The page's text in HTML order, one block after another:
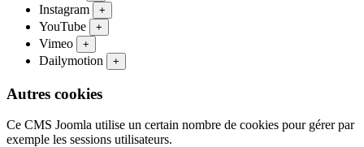
Instagram +
YouTube +
Vimeo +
Dailymotion +
Autres cookies
Ce CMS Joomla utilise un certain nombre de cookies pour gérer par
exemple les sessions utilisateurs.